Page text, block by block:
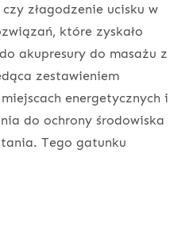
złagodzenie ucisku w
które zyskało
akupresury do masażu z
zestawieniem
energetycznych i
do ochrony środowiska
Tego gatunku